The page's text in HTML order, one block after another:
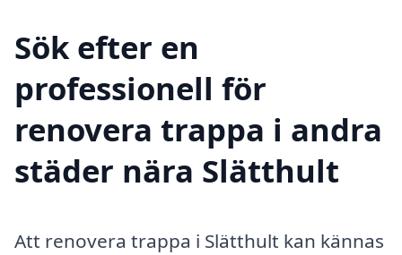
Sök efter en
professionell för
renovera trappa i andra
städer nära Slätthult
Att renovera trappa i Slätthult kan kännas